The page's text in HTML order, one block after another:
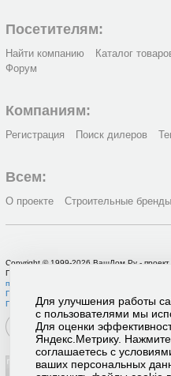
Посетителям:
Найти компанию Каталог
Форум
Компаниям:
Регистрация Поиск дилеров
Всем:
О проекте Строительные бренды
Copyright © 1999-2026 ВашДом.Ру - проект
По вопросам связанным с работой
поддержки
Политика в отношении обработки
Пользовательское соглашение
Для улучшения работы
с пользователями мы
Для оценки
Яндекс.Метрику.
соглашаетесь с
ваших персональных